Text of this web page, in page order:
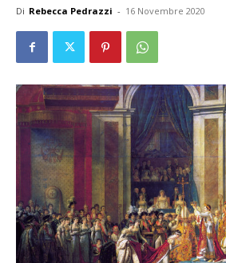
Di Rebecca Pedrazzi - 16 Novembre 2020